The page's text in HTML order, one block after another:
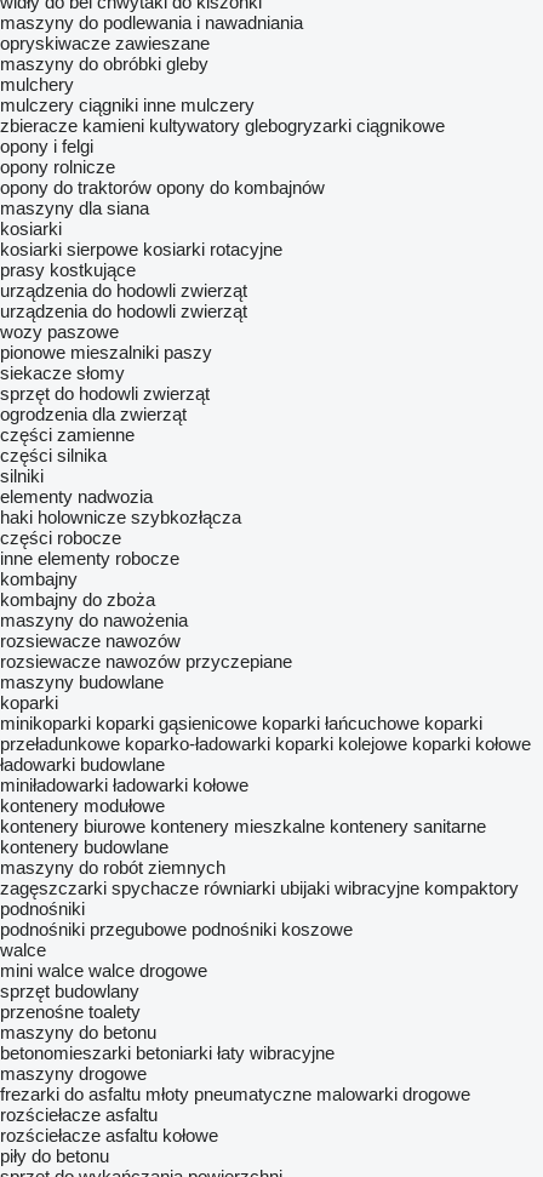
maszyny do podlewania i nawadniania
opryskiwacze zawieszane
maszyny do obróbki gleby
mulchery
mulczery ciągniki inne mulczery
zbieracze kamieni kultywatory glebogryzarki ciągnikowe
opony i felgi
opony rolnicze
opony do traktorów opony do kombajnów
maszyny dla siana
kosiarki
kosiarki sierpowe kosiarki rotacyjne
prasy kostkujące
urządzenia do hodowli zwierząt
urządzenia do hodowli zwierząt
wozy paszowe
pionowe mieszalniki paszy
siekacze słomy
sprzęt do hodowli zwierząt
ogrodzenia dla zwierząt
części zamienne
części silnika
silniki
elementy nadwozia
haki holownicze szybkozłącza
części robocze
inne elementy robocze
kombajny
kombajny do zboża
maszyny do nawożenia
rozsiewacze nawozów
rozsiewacze nawozów przyczepiane
maszyny budowlane
koparki
minikoparki koparki gąsienicowe koparki łańcuchowe koparki
przeładunkowe koparko-ładowarki koparki kolejowe koparki kołowe
ładowarki budowlane
miniładowarki ładowarki kołowe
kontenery modułowe
kontenery biurowe kontenery mieszkalne kontenery sanitarne
kontenery budowlane
maszyny do robót ziemnych
zagęszczarki spychacze równiarki ubijaki wibracyjne kompaktory
podnośniki
podnośniki przegubowe podnośniki koszowe
walce
mini walce walce drogowe
sprzęt budowlany
przenośne toalety
maszyny do betonu
betonomieszarki betoniarki łaty wibracyjne
maszyny drogowe
frezarki do asfaltu młoty pneumatyczne malowarki drogowe
rozściełacze asfaltu
rozściełacze asfaltu kołowe
piły do betonu